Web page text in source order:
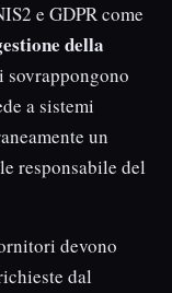
e GDPR come
della
sovrappongono
a sistemi
un
responsabile del
devono
dal